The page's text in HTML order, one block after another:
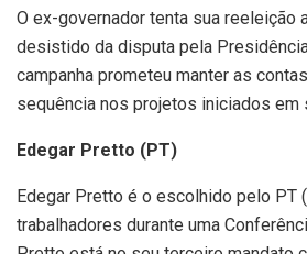
O ex-governador tenta sua reeleição
desistido da disputa pela
campanha prometeu manter as
sequência nos projetos iniciados em
Edegar Pretto (PT)
Edegar Pretto é o escolhido pelo PT
trabalhadores durante uma